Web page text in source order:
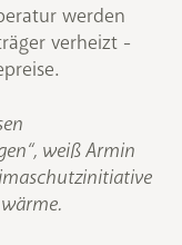
werden
verheizt -
weiß Armin